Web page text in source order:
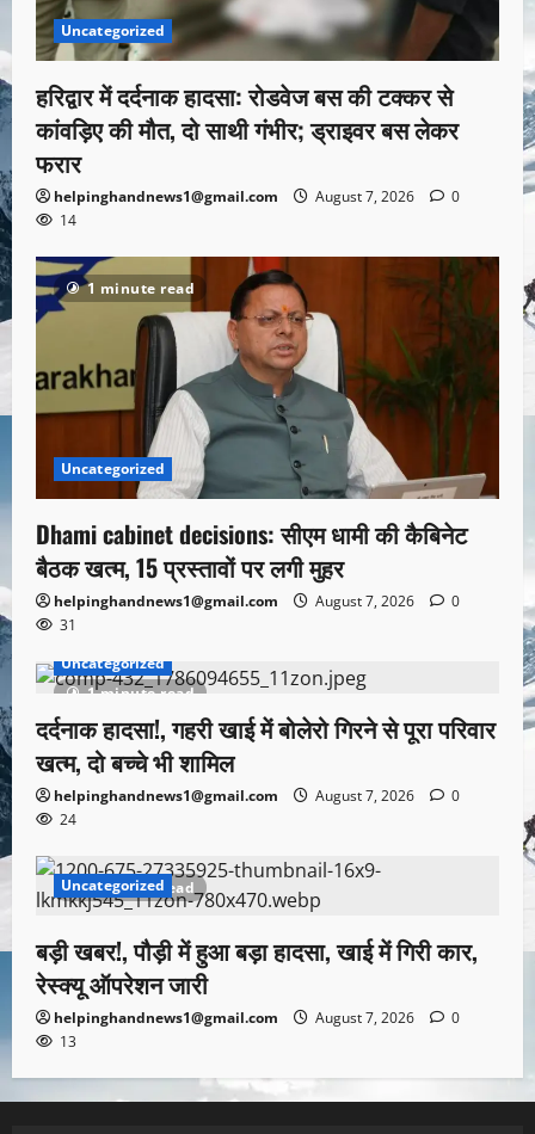
Uncategorized
हरिद्वार में दर्दनाक हादसा: रोडवेज बस की टक्कर से
कांवड़िए की मौत, दो साथी गंभीर; ड्राइवर बस लेकर
फरार
helpinghandnews1@gmail.com August 7, 2026
0
14
1 minute read
Uncategorized
Dhami cabinet decisions: सीएम धामी की कैबिनेट
बैठक खत्म, 15 प्रस्तावों पर लगी मुहर
helpinghandnews1@gmail.com August 7, 2026
0
31
1 minute read
Uncategorized
दर्दनाक हादसा!, गहरी खाई में बोलेरो गिरने से पूरा परिवार
खत्म, दो बच्चे भी शामिल
helpinghandnews1@gmail.com August 7, 2026
0
24
1 minute read
Uncategorized
बड़ी खबर!, पौड़ी में हुआ बड़ा हादसा, खाई में गिरी कार,
रेस्क्यू ऑपरेशन जारी
helpinghandnews1@gmail.com August 7, 2026
0
13